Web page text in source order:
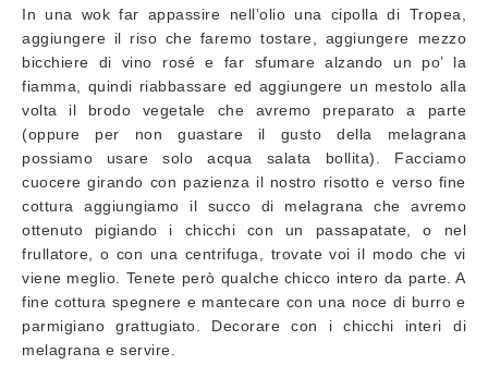
In una wok far appassire nell’olio una cipolla di Tropea,
aggiungere il riso che faremo tostare, aggiungere mezzo
bicchiere di vino rosé e far sfumare alzando un po’ la
fiamma, quindi riabbassare ed aggiungere un mestolo alla
volta il brodo vegetale che avremo preparato a parte
(oppure per non guastare il gusto della melagrana
possiamo usare solo acqua salata bollita). Facciamo
cuocere girando con pazienza il nostro risotto e verso fine
cottura aggiungiamo il succo di melagrana che avremo
ottenuto pigiando i chicchi con un passapatate, o nel
frullatore, o con una centrifuga, trovate voi il modo che vi
viene meglio. Tenete però qualche chicco intero da parte. A
fine cottura spegnere e mantecare con una noce di burro e
parmigiano grattugiato. Decorare con i chicchi interi di
melagrana e servire.